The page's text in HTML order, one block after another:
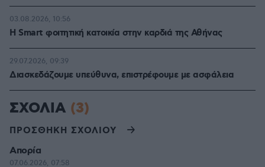
Η Smart φοιτητική κατοικία στην καρδιά της Αθήνας
03.08.2026, 10:56
Διασκεδάζουμε υπεύθυνα, επιστρέφουμε με ασφάλεια
29.07.2026, 09:39
ΣΧΟΛΙΑ (3)
ΠΡΟΣΘΗΚΗ ΣΧΟΛΙΟΥ
Απορία
07.06.2026, 07:58